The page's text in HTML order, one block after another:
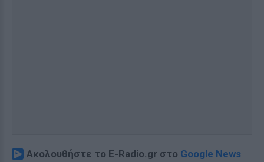
Ακολουθήστε το E-Radio.gr στο Google News